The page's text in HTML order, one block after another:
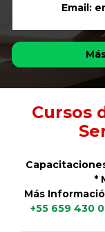
Email:
Cursos
*
Más
+55 659 430